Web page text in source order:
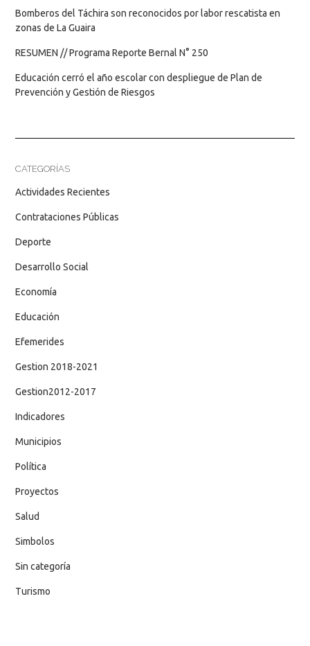
Bomberos del Táchira son reconocidos por labor rescatista en
zonas de La Guaira
RESUMEN // Programa Reporte Bernal N° 250
Educación cerró el año escolar con despliegue de Plan de
Prevención y Gestión de Riesgos
CATEGORÍAS
Actividades Recientes
Contrataciones Públicas
Deporte
Desarrollo Social
Economía
Educación
Efemerides
Gestion 2018-2021
Gestion2012-2017
Indicadores
Municipios
Política
Proyectos
Salud
Simbolos
Sin categoría
Turismo